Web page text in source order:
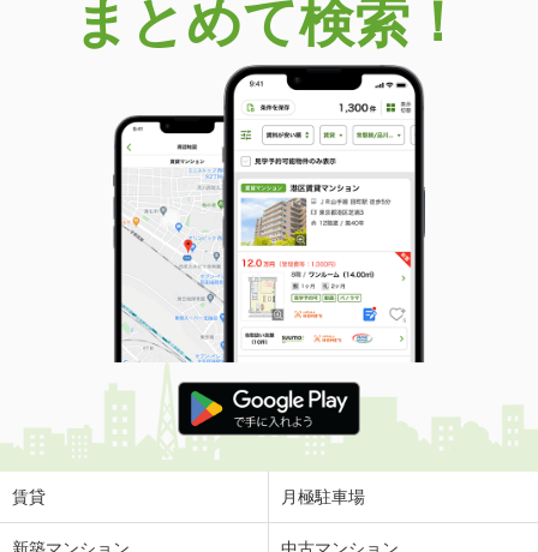
価 格
4.80万円
静岡県磐田市壱貫地
47.54m²
間取り
2DK
静岡県磐田市見付
価 格
7.40万円
住 所
静岡県磐田市見付
専有面積 60.29m²
間取り
2LDK
静岡県磐田市新貝３
価 格
8.40万円
住 所
静岡県磐田市新貝３
専有面積
静岡県浜松市中央区天王町
まとめて検索！
賃貸 月極駐車場